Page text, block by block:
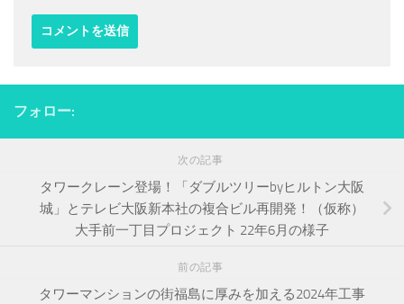
フォロー:
次の記事
タワークレーン登場！「ダブルツリーbyヒルトン大阪
城」とテレビ大阪新本社の複合ビル再開発！（仮称）
大手前一丁目プロジェクト 22年6月の様子
前の記事
タワーマンションの街福島に厚みを加える2024年工事